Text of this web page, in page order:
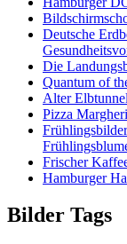
Deutsche
Die
Quantum of
Alter
Pizza
Frischer
Hamburger
Bilder Tags